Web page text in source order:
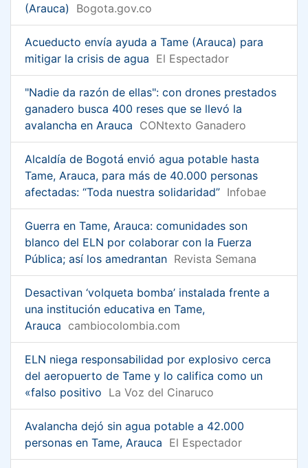
(Arauca)
Bogota.gov.co
Acueducto envía ayuda a Tame (Arauca) para
mitigar la crisis de agua El Espectador
"Nadie da razón de ellas": con drones prestados
ganadero busca 400 reses que se llevó la
avalancha en Arauca CONtexto Ganadero
Alcaldía de Bogotá envió agua potable hasta
Tame, Arauca, para más de 40.000 personas
afectadas: “Toda nuestra solidaridad” Infobae
Guerra en Tame, Arauca: comunidades son
blanco del ELN por colaborar con la Fuerza
Pública; así los amedrantan Revista Semana
Desactivan ‘volqueta bomba’ instalada frente a
una institución educativa en Tame,
Arauca cambiocolombia.com
ELN niega responsabilidad por explosivo cerca
del aeropuerto de Tame y lo califica como un
«falso positivo La Voz del Cinaruco
Avalancha dejó sin agua potable a 42.000
personas en Tame, Arauca El Espectador